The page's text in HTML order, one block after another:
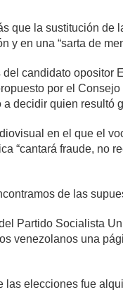
que la sustitución de
y en una “sarta de
candidato opositor
por el
decidir quien resultó
en el que el
“cantará fraude, no
de las
Partido Socialista
venezolanos una
las elecciones fue